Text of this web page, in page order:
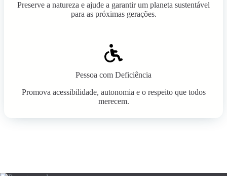
Preserve a natureza e ajude a garantir um planeta sustentável
para as próximas gerações.
Pessoa com Deficiência
Promova acessibilidade, autonomia e o respeito que todos
merecem.